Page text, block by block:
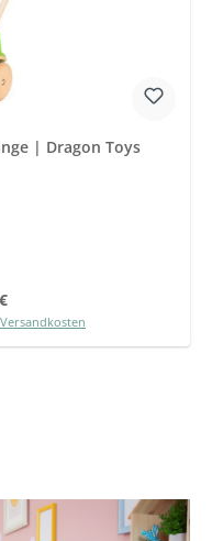
| Dragon Toys
Preis: